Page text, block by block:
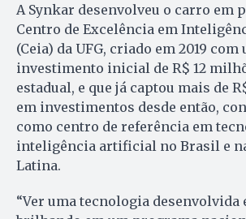
A Synkar desenvolveu o carro em
Centro de Excelência em
(Ceia) da UFG, criado em 2019 com
investimento inicial de R$ 12
estadual, e que já captou mais de
em investimentos desde então,
como centro de referência em
inteligência artificial no Brasil e
Latina.
“Ver uma tecnologia desenvolvida